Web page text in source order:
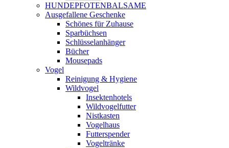
HUNDEPFOTENBALSAME
Ausgefallene Geschenke
Schönes für Zuhause
Sparbüchsen
Schlüsselanhänger
Bücher
Mousepads
Vogel
Reinigung & Hygiene
Wildvogel
Insektenhotels
Wildvogelfutter
Nistkasten
Vogelhaus
Futterspender
Vogeltränke